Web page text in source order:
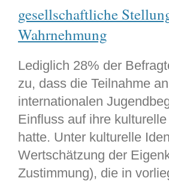
gesellschaftliche
Wahrnehmung
Lediglich 28% der
zu, dass die Teilnahme
internationalen
Einfluss auf ihre
hatte. Unter kulturelle
Wertschätzung der
Zustimmung), die in